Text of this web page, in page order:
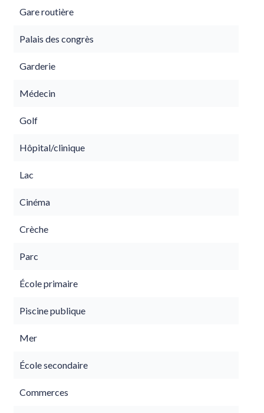
Gare routière
Palais des congrès
Garderie
Médecin
Golf
Hôpital/clinique
Lac
Cinéma
Crèche
Parc
École primaire
Piscine publique
Mer
École secondaire
Commerces